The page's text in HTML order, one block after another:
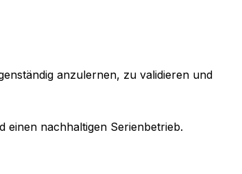
anzulernen, zu validieren und
einen nachhaltigen Serienbetrieb.